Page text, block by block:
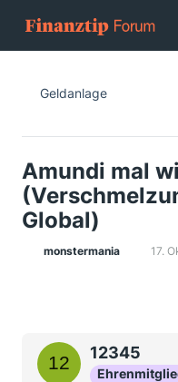
Geldanlage
Amundi mal
Global)
monstermania 17.
12345